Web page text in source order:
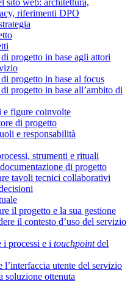
sito web: architettura,
riferimenti DPO
progetto in base agli attori
progetto in base al focus
progetto in base all’ambito di
e figure coinvolte
di progetto
e responsabilità
strumenti e rituali
di progetto
tavoli tecnici collaborativi
il progetto e la sua gestione
il contesto d’uso del servizio
i processi e i touchpointdel
l’interfaccia utente del servizio
soluzione ottenuta